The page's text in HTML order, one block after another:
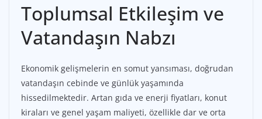
Toplumsal Etkileşim ve
Vatandaşın Nabzı
Ekonomik gelişmelerin en somut yansıması, doğrudan
vatandaşın cebinde ve günlük yaşamında
hissedilmektedir. Artan gıda ve enerji fiyatları, konut
kiraları ve genel yaşam maliyeti, özellikle dar ve orta